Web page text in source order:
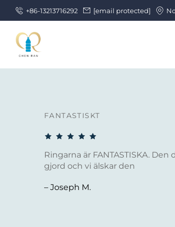
+86-13213716292 [email protected]
FANTASTISKT
Ringarna är FANTASTISKA.
gjord och vi älskar den
– Joseph M.